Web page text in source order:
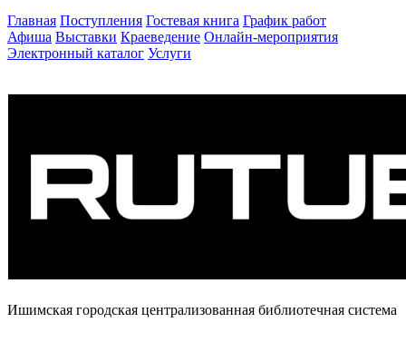
Главная Поступления Гостевая книга График работ
Афиша Выставки Краеведение Онлайн-мероприятия
Электронный каталог Услуги
Ишимская городская централизованная библиотечная система